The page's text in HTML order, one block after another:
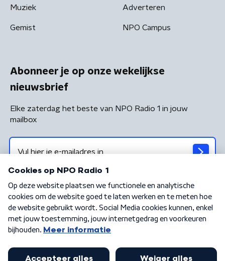
Muziek
Gemist
Adverteren
NPO Campus
Abonneer je op onze wekelijkse
nieuwsbrief
Elke zaterdag het beste van NPO Radio 1 in jouw
mailbox
Algemene voorwaarden